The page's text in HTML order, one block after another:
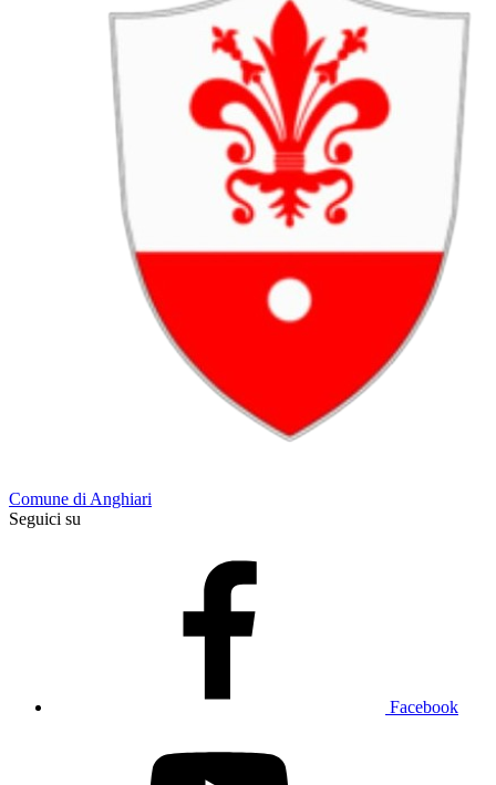
Comune di Anghiari
Seguici su
Facebook